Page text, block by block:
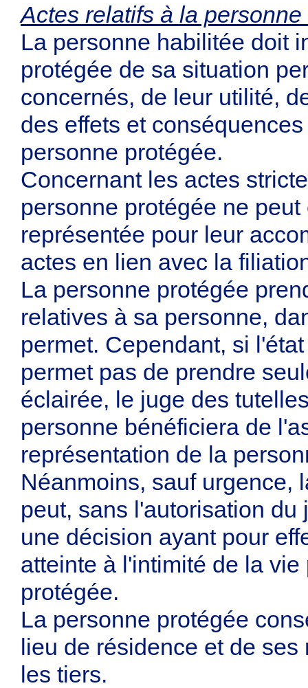
Actes relatifs à la personne
La personne habilitée doit
protégée de sa situation
concernés, de leur utilité,
des effets et
personne protégée.
Concernant les actes
personne protégée ne
représentée pour leur
actes en lien avec la
La personne protégée
relatives à sa personne,
permet. Cependant, si
permet pas de prendre
éclairée, le juge des
personne bénéficiera de
représentation de la
Néanmoins, sauf urgence,
peut, sans l'autorisation
une décision ayant pour
atteinte à l'intimité de la
protégée.
La personne protégée
lieu de résidence et de
les tiers.